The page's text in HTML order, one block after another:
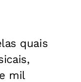
quais
mil